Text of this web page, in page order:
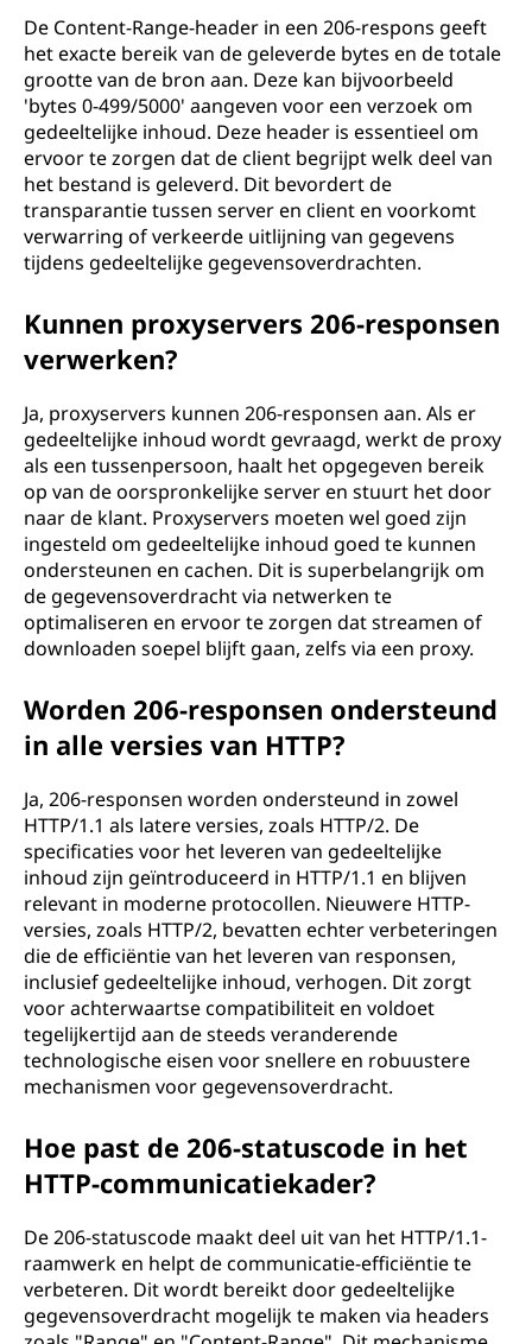
De Content-Range-header in een 206-respons geeft
het exacte bereik van de geleverde bytes en de totale
grootte van de bron aan. Deze kan bijvoorbeeld
'bytes 0-499/5000' aangeven voor een verzoek om
gedeeltelijke inhoud. Deze header is essentieel om
ervoor te zorgen dat de client begrijpt welk deel van
het bestand is geleverd. Dit bevordert de
transparantie tussen server en client en voorkomt
verwarring of verkeerde uitlijning van gegevens
tijdens gedeeltelijke gegevensoverdrachten.
Kunnen proxyservers 206-responsen
verwerken?
Ja, proxyservers kunnen 206-responsen aan. Als er
gedeeltelijke inhoud wordt gevraagd, werkt de proxy
als een tussenpersoon, haalt het opgegeven bereik
op van de oorspronkelijke server en stuurt het door
naar de klant. Proxyservers moeten wel goed zijn
ingesteld om gedeeltelijke inhoud goed te kunnen
ondersteunen en cachen. Dit is superbelangrijk om
de gegevensoverdracht via netwerken te
optimaliseren en ervoor te zorgen dat streamen of
downloaden soepel blijft gaan, zelfs via een proxy.
Worden 206-responsen ondersteund
in alle versies van HTTP?
Ja, 206-responsen worden ondersteund in zowel
HTTP/1.1 als latere versies, zoals HTTP/2. De
specificaties voor het leveren van gedeeltelijke
inhoud zijn geïntroduceerd in HTTP/1.1 en blijven
relevant in moderne protocollen. Nieuwere HTTP-
versies, zoals HTTP/2, bevatten echter verbeteringen
die de efficiëntie van het leveren van responsen,
inclusief gedeeltelijke inhoud, verhogen. Dit zorgt
voor achterwaartse compatibiliteit en voldoet
tegelijkertijd aan de steeds veranderende
technologische eisen voor snellere en robuustere
mechanismen voor gegevensoverdracht.
Hoe past de 206-statuscode in het
HTTP-communicatiekader?
De 206-statuscode maakt deel uit van het HTTP/1.1-
raamwerk en helpt de communicatie-efficiëntie te
verbeteren. Dit wordt bereikt door gedeeltelijke
gegevensoverdracht mogelijk te maken via headers